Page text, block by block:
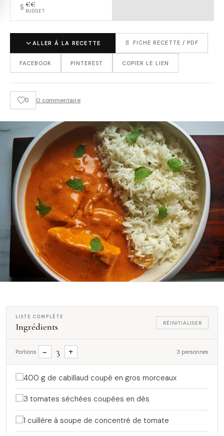
€€
BUDGET
ALLER À LA RECETTE 📄 FICHE RECETTE / PDF
FACEBOOK PINTEREST COPIER LE LIEN
0 0 commentaire
LISTE COMPLÈTE
Ingrédients RÉINITIALISER
Portions − 3 + 3 personnes
400 g de cabillaud coupé en gros morceaux
3 tomates séchées coupées en dés
1 cuillère à soupe de concentré de tomate